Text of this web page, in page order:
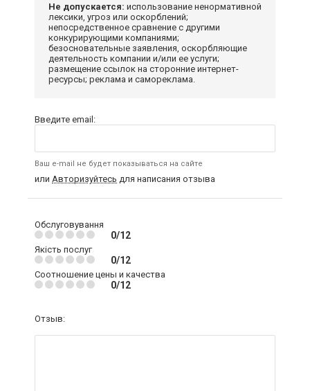
Не допускается: использование ненормативной
лексики, угроз или оскорблений;
непосредственное сравнение с другими
конкурирующими компаниями;
безосновательные заявления, оскорбляющие
деятельность компании и/или ее услуги;
размещение ссылок на сторонние интернет-
ресурсы; реклама и самореклама.
Введите email:
Ваш e-mail не будет показываться на сайте
или Авторизуйтесь для написания отзыва
Обслуговування
0/12
Якість послуг
0/12
Соотношение цены и качества
0/12
Отзыв: